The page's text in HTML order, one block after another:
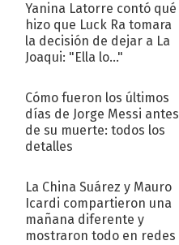
Yanina Latorre contó qué
hizo que Luck Ra tomara
la decisión de dejar a La
Joaqui: "Ella lo..."
Cómo fueron los últimos
días de Jorge Messi antes
de su muerte: todos los
detalles
La China Suárez y Mauro
Icardi compartieron una
mañana diferente y
mostraron todo en redes